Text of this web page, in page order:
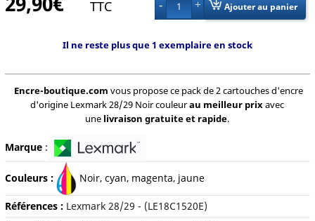
TTC 1 Ajouter au panier
Il ne reste plus que 1 exemplaire en stock
Encre-boutique.com vous propose ce pack de 2 cartouches d'encre
d'origine Lexmark 28/29 Noir couleurau meilleur prixavec
une livraison gratuite et rapide.
Marque:
Couleurs : Noir, cyan, magenta, jaune
Références : Lexmark 28/29 - (LE18C1520E)